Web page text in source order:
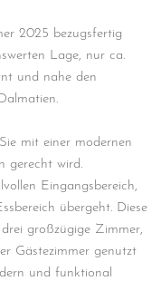
2025 bezugsfertig
Lage, nur ca.
und nahe den
mit einer modernen
gerecht wird.
Eingangsbereich,
übergeht. Diese
großzügige Zimmer,
Gästezimmer genutzt
und funktional